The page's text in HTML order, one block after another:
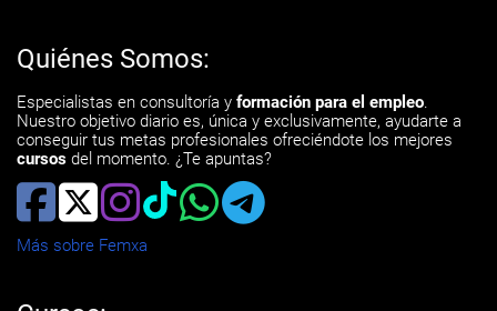
Quiénes Somos:
Especialistas en consultoría y formación para el empleo.
Nuestro objetivo diario es, única y exclusivamente, ayudarte a
conseguir tus metas profesionales ofreciéndote los mejores
cursos del momento. ¿Te apuntas?
Más sobre Femxa